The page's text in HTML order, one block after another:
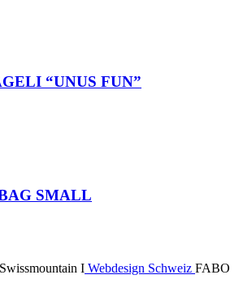
“UNUS FUN”
SMALL
I Webdesign Schweiz FABO